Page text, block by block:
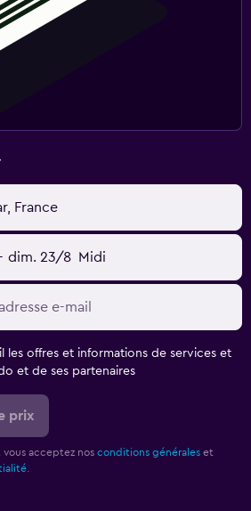
France
dim. 23/8 Midi
les offres et informations de services et
et de ses partenaires
prix
vous acceptez nos conditions générales et